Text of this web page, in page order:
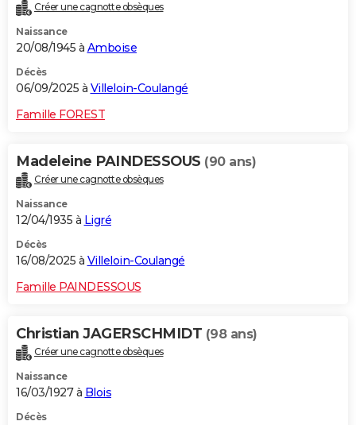
Créer une cagnotte obsèques
Naissance
20/08/1945 à Amboise
Décès
06/09/2025 à Villeloin-Coulangé
Famille FOREST
Madeleine PAINDESSOUS (90 ans)
Créer une cagnotte obsèques
Naissance
12/04/1935 à Ligré
Décès
16/08/2025 à Villeloin-Coulangé
Famille PAINDESSOUS
Christian JAGERSCHMIDT (98 ans)
Créer une cagnotte obsèques
Naissance
16/03/1927 à Blois
Décès